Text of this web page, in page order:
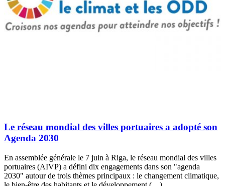
Le réseau mondial des villes portuaires a adopté son
Agenda 2030
En assemblée générale le 7 juin à Riga, le réseau mondial des villes
portuaires (AIVP) a défini dix engagements dans son "agenda
2030" autour de trois thèmes principaux : le changement climatique,